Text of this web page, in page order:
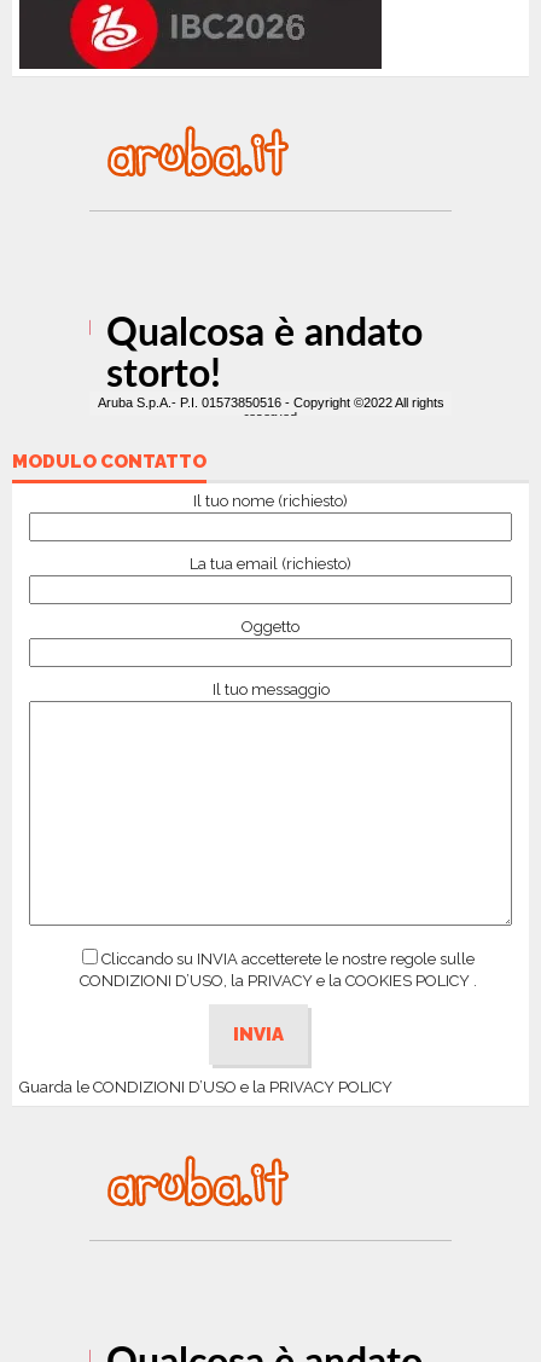
MODULO CONTATTO
Il tuo nome (richiesto)
La tua email (richiesto)
Oggetto
Il tuo messaggio
Cliccando su INVIA accetterete le nostre regole sulle
CONDIZIONI D’USO, la PRIVACY e la COOKIES POLICY .
Guarda le CONDIZIONI D’USO e la PRIVACY POLICY